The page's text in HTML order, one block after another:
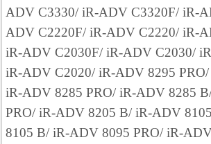
の否認・免責
ソフトウェア」は、『現状のまま
す。キヤノン、キヤノンの子会社
それらの販売代理店または販売店
トウェア」に関して、商品性およ
の保証を含め、いかなる保証も、
問わず一切しないものとします。
ADV C3330/ iR-ADV C3320F/ iR-
ADV C2220F/ iR-ADV C2220/ iR-
iR-ADV C2030F/ iR-ADV C2030/
iR-ADV C2020/ iR-ADV 8295
iR-ADV 8285 PRO/ iR-ADV 8285
PRO/ iR-ADV 8205 B/ iR-ADV
8105 B/ iR-ADV 8095 PRO/ iR-